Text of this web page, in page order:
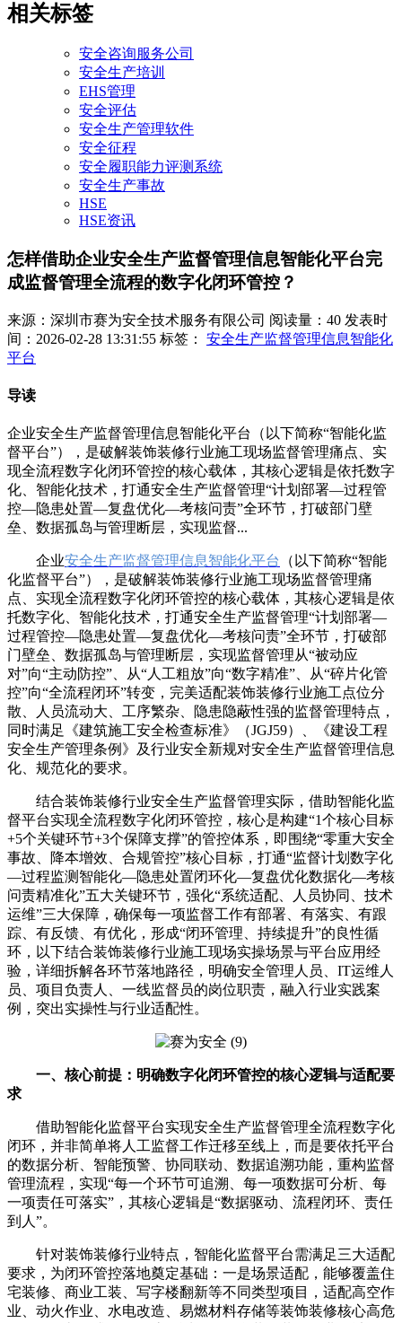
相关标签
安全咨询服务公司
安全生产培训
EHS管理
安全评估
安全生产管理软件
安全征程
安全履职能力评测系统
安全生产事故
HSE
HSE资讯
怎样借助企业安全生产监督管理信息智能化平台完
成监督管理全流程的数字化闭环管控？
来源：深圳市赛为安全技术服务有限公司 阅读量：40 发表时
间：2026-02-28 13:31:55 标签： 安全生产监督管理信息智能化
平台
导读
企业安全生产监督管理信息智能化平台（以下简称“智能化监
督平台”），是破解装饰装修行业施工现场监督管理痛点、实
现全流程数字化闭环管控的核心载体，其核心逻辑是依托数字
化、智能化技术，打通安全生产监督管理“计划部署—过程管
控—隐患处置—复盘优化—考核问责”全环节，打破部门壁
垒、数据孤岛与管理断层，实现监督...
企业安全生产监督管理信息智能化平台
（以下简称“智能
化监督平台”），是破解装饰装修行业施工现场监督管理痛
点、实现全流程数字化闭环管控的核心载体，其核心逻辑是依
托数字化、智能化技术，打通安全生产监督管理“计划部署—
过程管控—隐患处置—复盘优化—考核问责”全环节，打破部
门壁垒、数据孤岛与管理断层，实现监督管理从“被动应
对”向“主动防控”、从“人工粗放”向“数字精准”、从“碎片化管
控”向“全流程闭环”转变，完美适配装饰装修行业施工点位分
散、人员流动大、工序繁杂、隐患隐蔽性强的监督管理特点，
同时满足《建筑施工安全检查标准》（JGJ59）、《建设工程
安全生产管理条例》及行业安全新规对安全生产监督管理信息
化、规范化的要求。
结合装饰装修行业安全生产监督管理实际，借助智能化监
督平台实现全流程数字化闭环管控，核心是构建“1个核心目标
+5个关键环节+3个保障支撑”的管控体系，即围绕“零重大安全
事故、降本增效、合规管控”核心目标，打通“监督计划数字化
—过程监测智能化—隐患处置闭环化—复盘优化数据化—考核
问责精准化”五大关键环节，强化“系统适配、人员协同、技术
运维”三大保障，确保每一项监督工作有部署、有落实、有跟
踪、有反馈、有优化，形成“闭环管理、持续提升”的良性循
环，以下结合装饰装修行业施工现场实操场景与平台应用经
验，详细拆解各环节落地路径，明确安全管理人员、IT运维人
员、项目负责人、一线监督员的岗位职责，融入行业实践案
例，突出实操性与行业适配性。
一、核心前提：明确数字化闭环管控的核心逻辑与适配要
求
借助智能化监督平台实现安全生产监督管理全流程数字化
闭环，并非简单将人工监督工作迁移至线上，而是要依托平台
的数据分析、智能预警、协同联动、数据追溯功能，重构监督
管理流程，实现“每一个环节可追溯、每一项数据可分析、每
一项责任可落实”，其核心逻辑是“数据驱动、流程闭环、责任
到人”。
针对装饰装修行业特点，智能化监督平台需满足三大适配
要求，为闭环管控落地奠定基础：一是场景适配，能够覆盖住
宅装修、商业工装、写字楼翻新等不同类型项目，适配高空作
业、动火作业、水电改造、易燃材料存储等装饰装修核心高危